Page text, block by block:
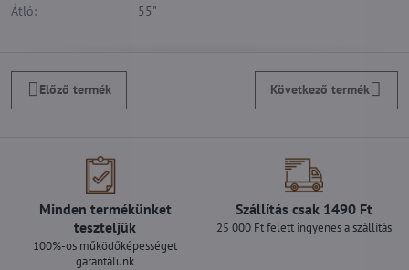
Átló: 55"
Előző termék Következő termék
Minden termékünket
teszteljük
100%-os működőképességet
garantálunk
Szállítás csak 1490 Ft
25 000 Ft felett ingyenes a szállítás